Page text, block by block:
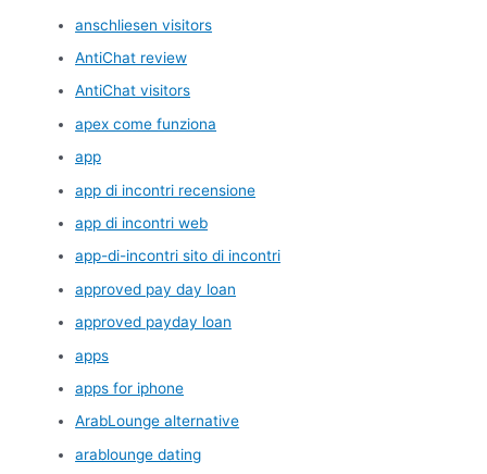
anschliesen visitors
AntiChat review
AntiChat visitors
apex come funziona
app
app di incontri recensione
app di incontri web
app-di-incontri sito di incontri
approved pay day loan
approved payday loan
apps
apps for iphone
ArabLounge alternative
arablounge dating